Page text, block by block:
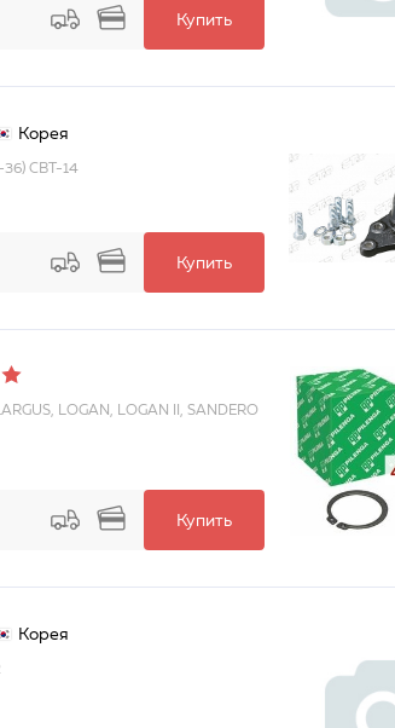
Купить
Корея
CBT-14
Купить
LOGAN, LOGAN II, SANDERO
Купить
Корея